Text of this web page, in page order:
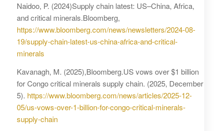
Naidoo, P. (2024)Supply chain latest: US–China, Africa,
and critical minerals.Bloomberg,
https://www.bloomberg.com/news/newsletters/2024-08-
19/supply-chain-latest-us-china-africa-and-critical-
minerals
Kavanagh, M. (2025),Bloomberg.US vows over $1 billion
for Congo critical minerals supply chain. (2025, December
5). https://www.bloomberg.com/news/articles/2025-12-
05/us-vows-over-1-billion-for-congo-critical-minerals-
supply-chain